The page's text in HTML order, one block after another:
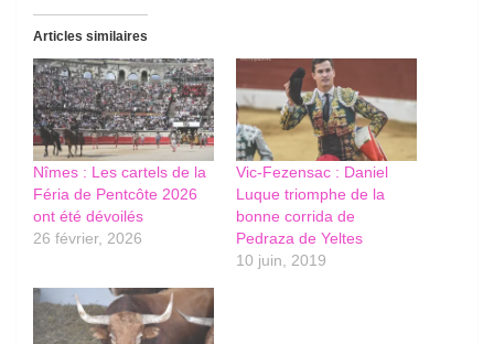
Articles similaires
Nîmes : Les cartels de la
Féria de Pentcôte 2026
ont été dévoilés
26 février, 2026
Vic-Fezensac : Daniel
Luque triomphe de la
bonne corrida de
Pedraza de Yeltes
10 juin, 2019